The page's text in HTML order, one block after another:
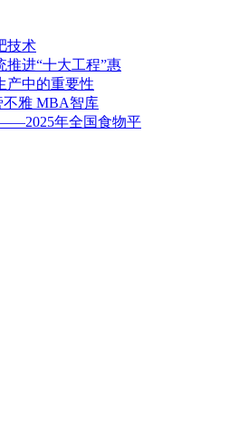
技术
推进“十大工程”惠
产中的重要性
雅 MBA智库
年全国食物平